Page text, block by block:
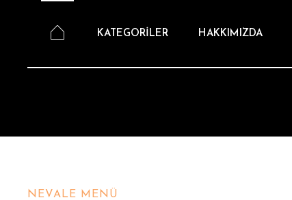
KATEGORİLER HAKKIMIZDA
NEVALE MENÜ